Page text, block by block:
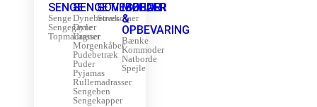
SENGE
Senge
Sengegavle
Topmadrasser
SENGETILBEHØR
Dynebetræk
Dyner
Lagner
Morgenkåber
Pudebetræk
Puder
Pyjamas
Rullemadrasser
Sengeben
Sengekapper
SOVESOFAER
Sovesofaer
MØBLER
&
OPBEVARING
Bænke
Kommoder
Natborde
Spejle